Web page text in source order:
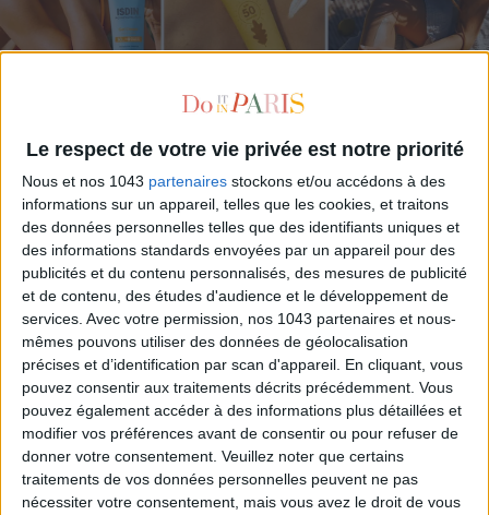
Le respect de votre vie privée est notre priorité
Nous et nos 1043 partenaires stockons et/ou accédons à des
informations sur un appareil, telles que les cookies, et traitons
des données personnelles telles que des identifiants uniques et
des informations standards envoyées par un appareil pour des
publicités et du contenu personnalisés, des mesures de publicité
et de contenu, des études d'audience et le développement de
services. Avec votre permission, nos 1043 partenaires et nous-
mêmes pouvons utiliser des données de géolocalisation
précises et d’identification par scan d'appareil. En cliquant, vous
pouvez consentir aux traitements décrits précédemment. Vous
pouvez également accéder à des informations plus détaillées et
modifier vos préférences avant de consentir ou pour refuser de
donner votre consentement. Veuillez noter que certains
traitements de vos données personnelles peuvent ne pas
nécessiter votre consentement, mais vous avez le droit de vous
LES MEILLEURS HÔTELS POUR UN WEEK-END SPA ET GASTRONOMIE